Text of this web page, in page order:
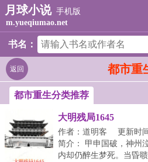
月球小说 手机版
m.yueqiumao.net
书名：
都市重
返回
都市重生分类推荐
大明残局1645
作者：道明客
更新时
简介： 甲申国破，神州
内却仍醉生梦死。当昏